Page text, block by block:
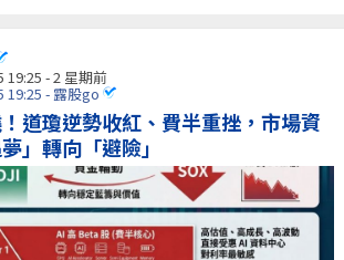
19:25 - 2 星期前
19:25 - 露股go
道瓊逆勢收紅、費半重挫，市場資
」轉向「避險」